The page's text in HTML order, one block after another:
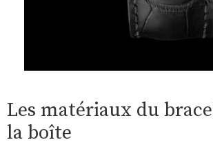
Les matériaux du
la boîte